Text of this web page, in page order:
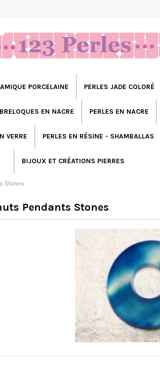
PORCELAINE PERLES JADE COLORÉ
EN NACRE PERLES EN NACRE
VERRE PERLES EN RÉSINE - SHAMBALLAS
BIJOUX ET CRÉATIONS PIERRES
Stones
Pendants Stones